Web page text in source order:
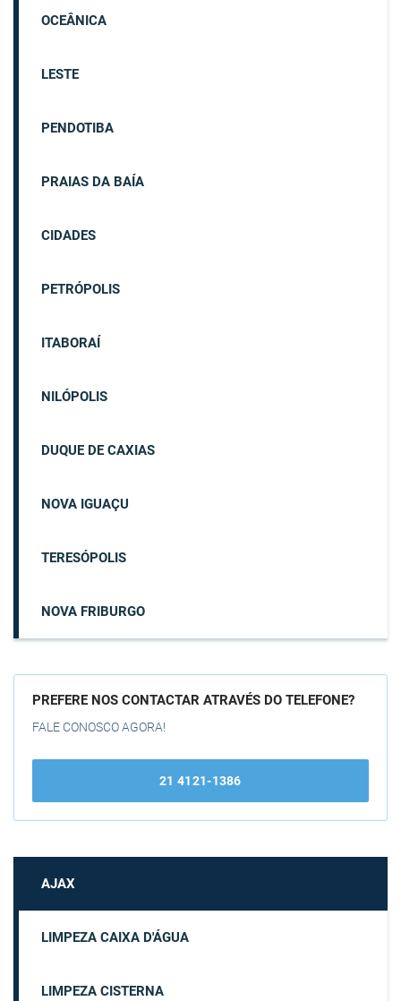
OCEÂNICA
LESTE
PENDOTIBA
PRAIAS DA BAÍA
CIDADES
PETRÓPOLIS
ITABORAÍ
NILÓPOLIS
DUQUE DE CAXIAS
NOVA IGUAÇU
TERESÓPOLIS
NOVA FRIBURGO
PREFERE NOS CONTACTAR ATRAVÉS DO TELEFONE?
FALE CONOSCO AGORA!
21 4121-1386
AJAX
LIMPEZA CAIXA D'ÁGUA
LIMPEZA CISTERNA